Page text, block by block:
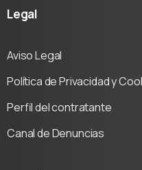
Legal
Aviso Legal
Política de Privacidad y
Perfil del contratante
Canal de Denuncias